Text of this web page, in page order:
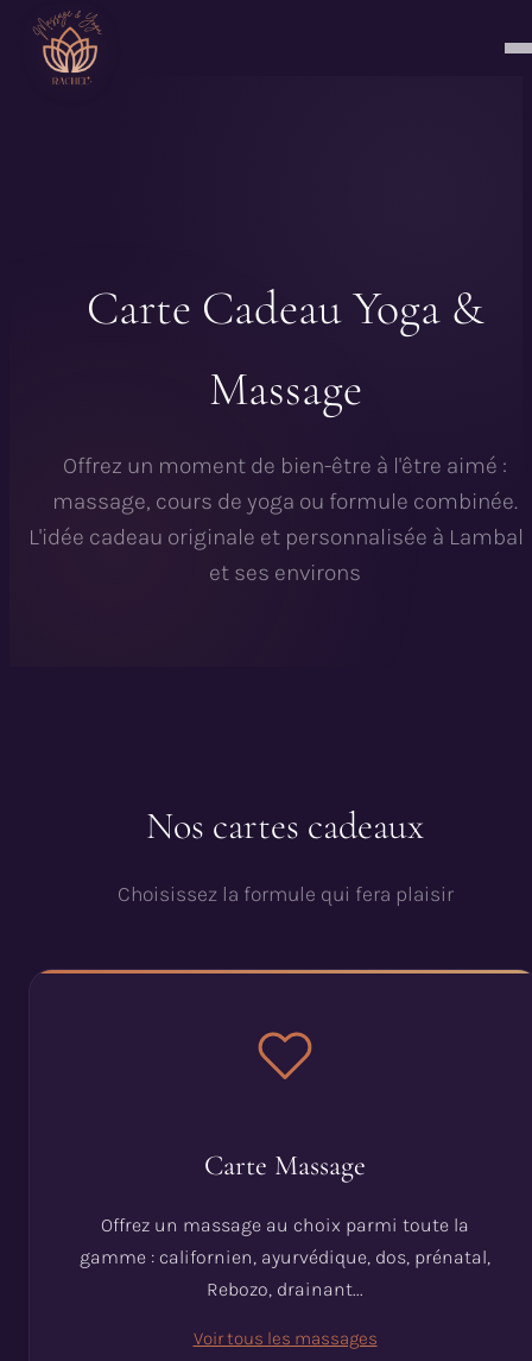
Carte Cadeau Yoga &
Massage
Offrez un moment de bien-être à l'être aimé :
massage, cours de yoga ou formule combinée.
L'idée cadeau originale et personnalisée à
et ses environs
Nos cartes cadeaux
Choisissez la formule qui fera plaisir
Carte Massage
Offrez un massage au choix parmi toute la
gamme : californien, ayurvédique, dos, prénatal,
Rebozo, drainant...
Voir tous les massages